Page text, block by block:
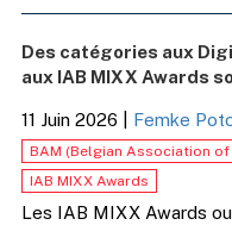
Des catégories aux
aux IAB MIXX Awards
11 Juin 2026 Femke
BAM (Belgian Association
IAB MIXX Awards
Les IAB MIXX Awards